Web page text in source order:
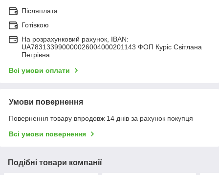
Післяплата
Готівкою
На розрахунковий рахунок, IBAN:
UA783133990000026004000201143 ФОП Куріс Світлана
Петрівна
Всі умови оплати
Умови повернення
Повернення товару впродовж 14 днів за рахунок покупця
Всі умови повернення
Подібні товари компанії